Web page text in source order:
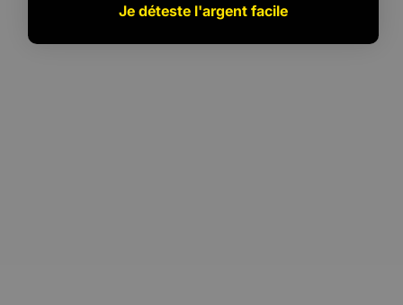
Je déteste l'argent facile